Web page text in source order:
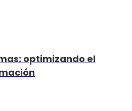
optimizando el